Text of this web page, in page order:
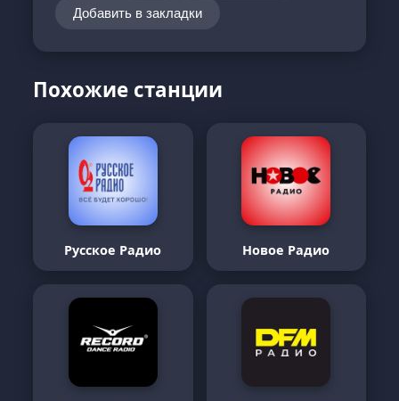
Добавить в закладки
Похожие станции
Русское Радио Новое Радио